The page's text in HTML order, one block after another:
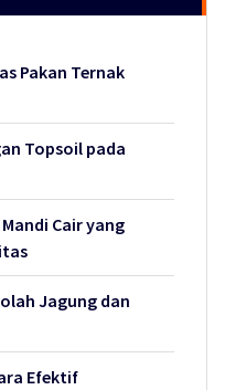
Pakan Ternak
Topsoil pada
Cair yang
Jagung dan
Efektif